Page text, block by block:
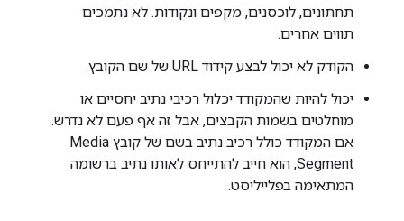
תחתונים, לוכסנים, מקפים ונקודות. לא נתמכים
תווים אחרים.
הקודק לא יכול לבצע קידוד URL של שם הקובץ.
יכול להיות שהמקודד יכלול רכיבי נתיב יחסיים או
מוחלטים בשמות הקבצים, אבל זה אף פעם לא נדרש.
אם המקודד כולל רכיב נתיב בשם של קובץ Media
Segment, הוא חייב להתייחס לאותו נתיב ברשומה
המתאימה בפלייליסט.